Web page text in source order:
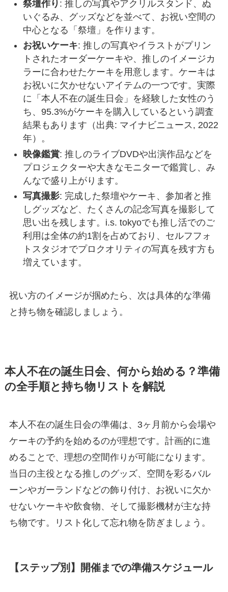
祭壇作り : 推しの写真やアクリルスタンド、ぬ
いぐるみ、グッズなどを並べて、お祝い空間の
中心となる「祭壇」を作ります。
お祝いケーキ: 推しの写真やイラストがプリン
トされたオーダーケーキや、推しのイメージカ
ラーに合わせたケーキを用意します。ケーキは
お祝いに欠かせないアイテムの一つです。実際
に「本人不在の誕生日会」を経験した女性のう
ち、95.3%がケーキを購入しているという調査
結果もあります（出典: マイナビニュース, 2022
年）。
映像鑑賞: 推しのライブDVDや出演作品などを
プロジェクターや大きなモニターで鑑賞し、み
んなで盛り上がります。
写真撮影: 完成した祭壇やケーキ、参加者と推
しグッズなど、たくさんの記念写真を撮影して
思い出を残します。i.s. tokyoでも推し活でのご
利用は全体の約1割を占めており、セルフフォ
トスタジオでプロクオリティの写真を残す方も
増えています。
祝い方のイメージが掴めたら、次は具体的な準備
と持ち物を確認しましょう。
本人不在の誕生日会、何から始める？準備
の全手順と持ち物リストを解説
本人不在の誕生日会の準備は、3ヶ月前から会場や
ケーキの予約を始めるのが理想です。計画的に進
めることで、理想の空間作りが可能になります。
当日の主役となる推しのグッズ、空間を彩るバル
ーンやガーランドなどの飾り付け、お祝いに欠か
せないケーキや飲食物、そして撮影機材が主な持
ち物です。リスト化して忘れ物を防ぎましょう。
【ステップ別】開催までの準備スケジュール